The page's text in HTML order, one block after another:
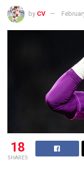
by CV
18
SHARES